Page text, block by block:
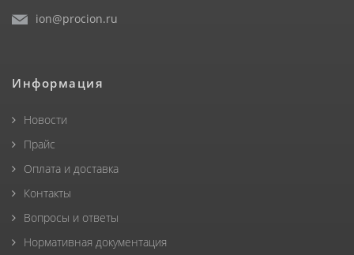
ion@procion.ru
Информация
Новости
Прайс
Оплата и доставка
Контакты
Вопросы и ответы
Нормативная документация